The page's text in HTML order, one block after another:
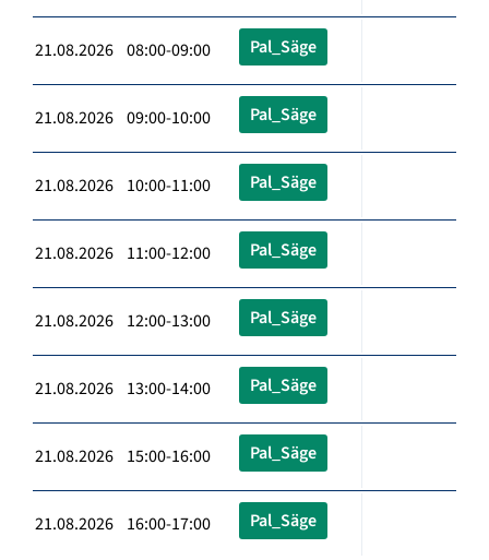
21.08.2026 08:00-09:00 Pal_Säge
21.08.2026 09:00-10:00 Pal_Säge
21.08.2026 10:00-11:00 Pal_Säge
21.08.2026 11:00-12:00 Pal_Säge
21.08.2026 12:00-13:00 Pal_Säge
21.08.2026 13:00-14:00 Pal_Säge
21.08.2026 15:00-16:00 Pal_Säge
21.08.2026 16:00-17:00 Pal_Säge